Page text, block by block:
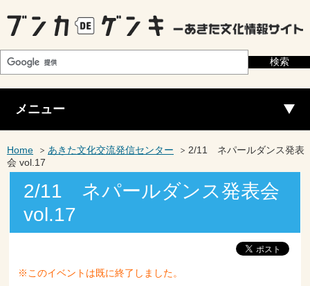
メニュー
Home あきた文化交流発信センター
2/11 ネパールダンス発表
会 vol.17
2/11 ネパールダンス発表会
vol.17
※このイベントは既に終了しました。